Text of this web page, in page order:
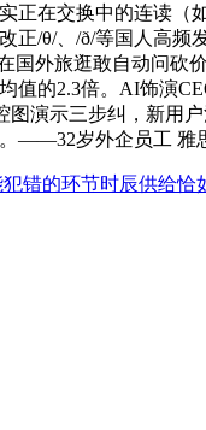
在交换中的连读（
正/θ/、/ð/等国人高
国外旅逛敢自动问
值的2.3倍。AI饰演
演示三步纠，新用
——32岁外企员工 雅
犯错的环节时辰供给恰